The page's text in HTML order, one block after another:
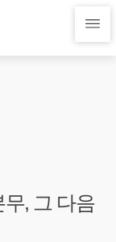
, 그 다음